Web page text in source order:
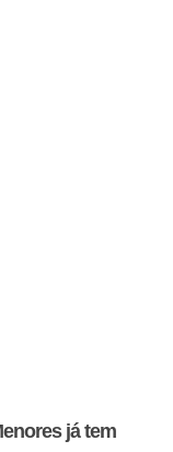
já tem